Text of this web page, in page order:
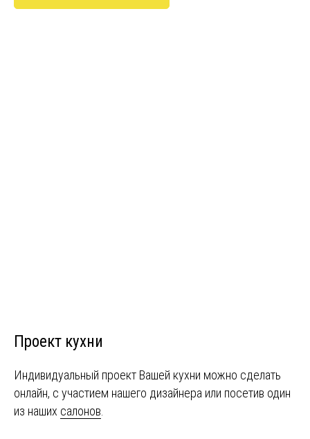
Проект кухни
Индивидуальный проект Вашей кухни можно сделать
онлайн, с участием нашего дизайнера или посетив один
из наших салонов